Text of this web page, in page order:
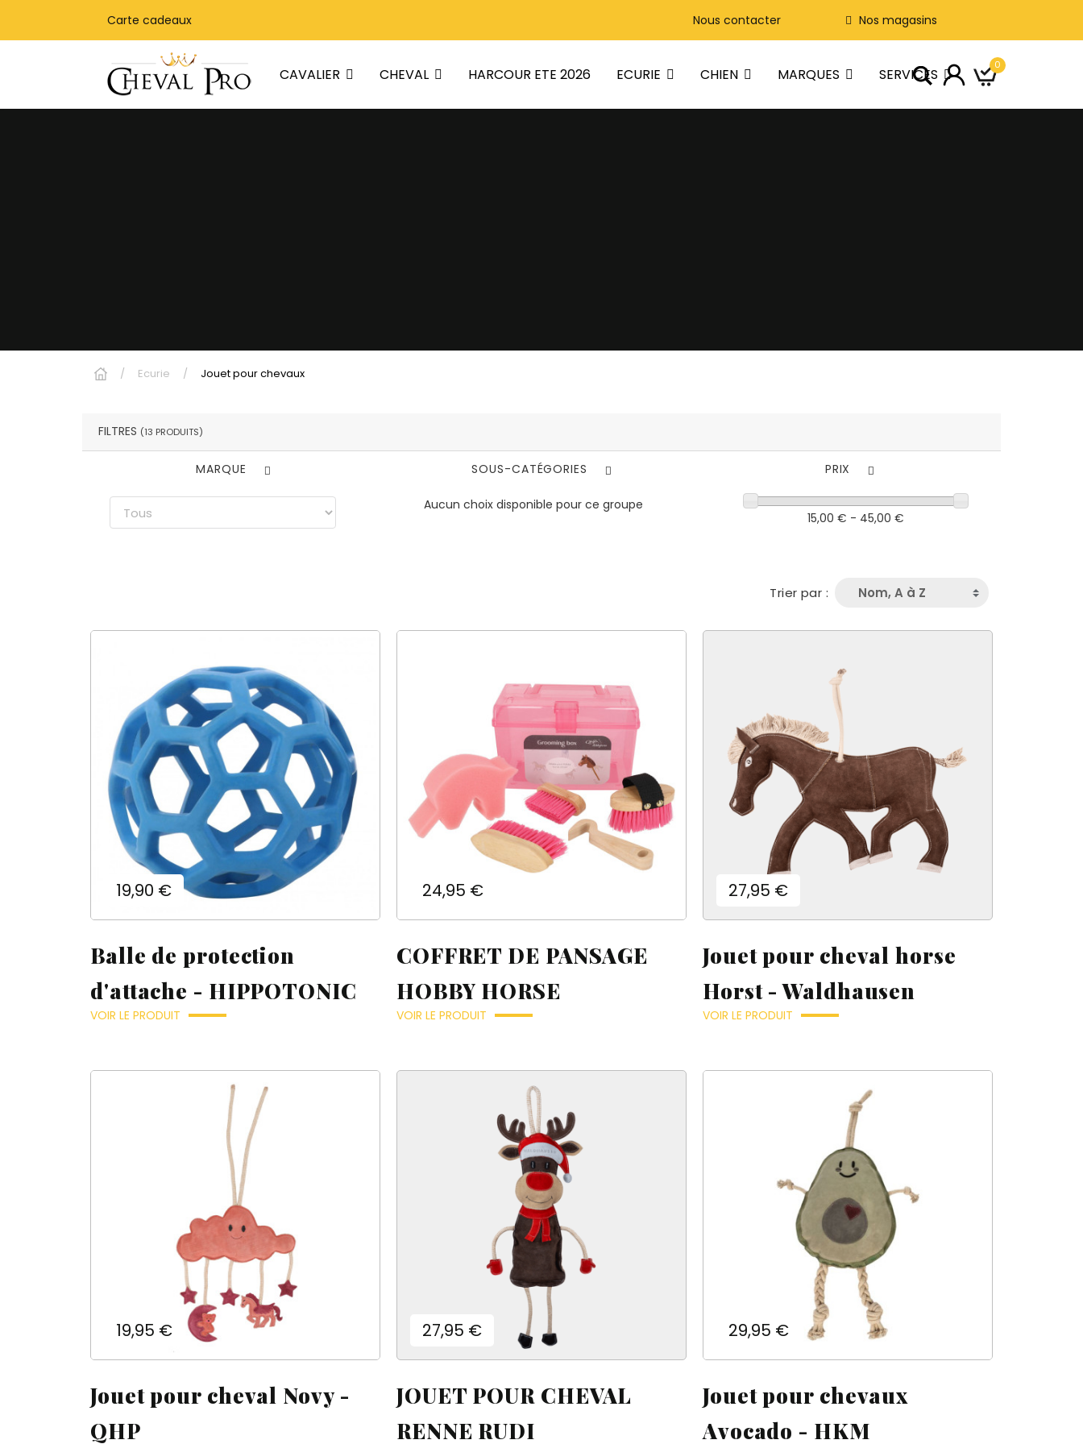
Carte cadeaux Nous contacter Nos magasins
0
CAVALIER CHEVAL HARCOUR ETE 2026 ECURIE CHIEN MARQUES SERVICES
Ecurie Jouet pour chevaux
FILTRES (13 PRODUITS)
MARQUE SOUS-CATÉGORIES
Aucun choix disponible pour ce groupe
PRIX
15,00 € - 45,00 €
Trier par :
Prix
19,90 €
Balle de protection
d'attache - HIPPOTONIC
VOIR LE PRODUIT
Prix
24,95 €
COFFRET DE PANSAGE
HOBBY HORSE
VOIR LE PRODUIT
Prix
27,95 €
Jouet pour cheval horse
Horst - Waldhausen
VOIR LE PRODUIT
Prix
19,95 €
Jouet pour cheval Novy -
QHP
Prix
27,95 €
JOUET POUR CHEVAL
RENNE RUDI
Prix
29,95 €
Jouet pour chevaux
Avocado - HKM